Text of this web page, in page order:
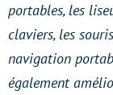
portables, les
claviers, les
navigation
également